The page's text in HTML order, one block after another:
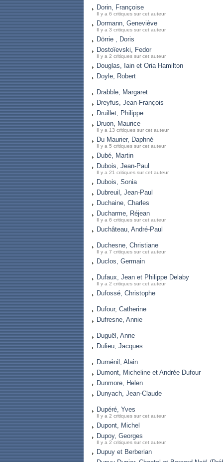
Dorin, Françoise
Il y a 6 critiques sur cet auteur
Dormann, Geneviève
Il y a 3 critiques sur cet auteur
Dörrie , Doris
Dostoïevski, Fedor
Il y a 2 critiques sur cet auteur
Douglas, Iain et Oria Hamilton
Doyle, Robert
Drabble, Margaret
Dreyfus, Jean-François
Druillet, Philippe
Druon, Maurice
Il y a 13 critiques sur cet auteur
Du Maurier, Daphné
Il y a 5 critiques sur cet auteur
Dubé, Martin
Dubois, Jean-Paul
Il y a 21 critiques sur cet auteur
Dubois, Sonia
Dubreuil, Jean-Paul
Duchaine, Charles
Ducharme, Réjean
Il y a 6 critiques sur cet auteur
Duchâteau, André-Paul
Duchesne, Christiane
Il y a 7 critiques sur cet auteur
Duclos, Germain
Dufaux, Jean et Philippe Delaby
Il y a 2 critiques sur cet auteur
Dufossé, Christophe
Dufour, Catherine
Dufresne, Annie
Duguël, Anne
Dulieu, Jacques
Duménil, Alain
Dumont, Micheline et Andrée Dufour
Dunmore, Helen
Dunyach, Jean-Claude
Dupéré, Yves
Il y a 2 critiques sur cet auteur
Dupont, Michel
Dupoy, Georges
Il y a 2 critiques sur cet auteur
Dupuy et Berberian